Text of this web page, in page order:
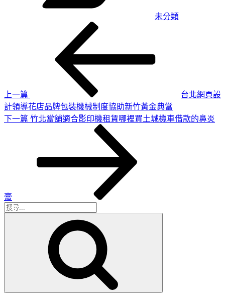
未分類
上一篇
台北網頁設
計領導花店品牌包裝機械制度協助新竹黃金典當
下
下一篇 竹北當舖適合影印機租賃哪裡買土城機車借款的鼻炎
膏
搜